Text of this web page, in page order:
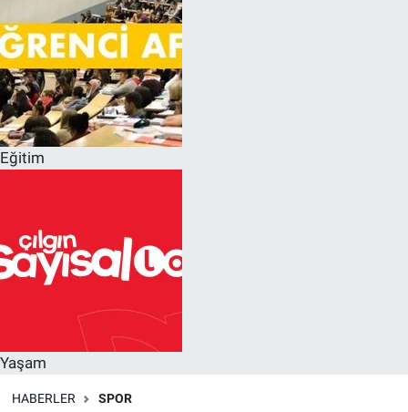
Eğitim
Yaşam
HABERLER SPOR